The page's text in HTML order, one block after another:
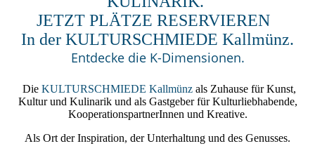
JETZT PLÄTZE RESERVIEREN
In der KULTURSCHMIEDE Kallmünz.
Entdecke die K-Dimensionen.
Die KULTURSCHMIEDE Kallmünz als Zuhause für Kunst,
Kultur und Kulinarik und als Gastgeber für Kulturliebhabende,
KooperationspartnerInnen und Kreative.
Als Ort der Inspiration, der Unterhaltung und des Genusses.